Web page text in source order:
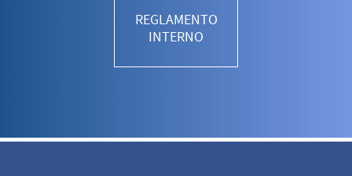
REGLAMENTO
INTERNO